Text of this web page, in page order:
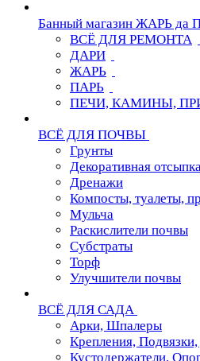
Банный магазин ЖАРЬ да
ВСЁ ДЛЯ РЕМОНТА
ДАРИ
ЖАРЬ
ПАРЬ
ПЕЧИ, КАМИНЫ,
ВСЁ ДЛЯ ПОЧВЫ
Грунты
Декоративная
Дренажи
Компосты, туалеты,
Мульча
Раскислители почвы
Субстраты
Торф
Улучшители почвы
ВСЁ ДЛЯ САДА
Арки, Шпалеры
Крепления,
Кустодержатели,